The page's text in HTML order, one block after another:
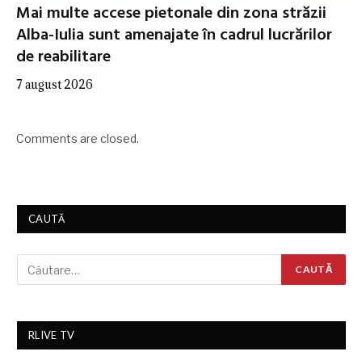
Mai multe accese pietonale din zona străzii
Alba-Iulia sunt amenajate în cadrul lucrărilor
de reabilitare
7 august 2026
Comments are closed.
CAUTĂ
RLIVE TV